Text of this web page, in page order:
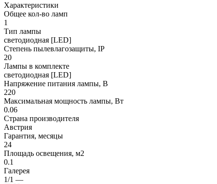
Характеристики
Общее кол-во ламп
1
Тип лампы
светодиодная [LED]
Степень пылевлагозащиты, IP
20
Лампы в комплекте
светодиодная [LED]
Напряжение питания лампы, В
220
Максимальная мощность лампы, Вт
0.06
Страна производителя
Австрия
Гарантия, месяцы
24
Площадь освещения, м2
0.1
Галерея
1/1 —